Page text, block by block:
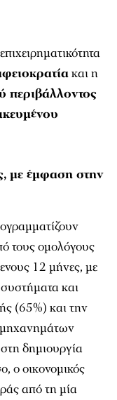
και η
περιβάλλοντος
με έμφαση στην
τους ομολόγους
12 μήνες, με
και
(65%) και την
δημιουργία
ο οικονομικός
από τη μία